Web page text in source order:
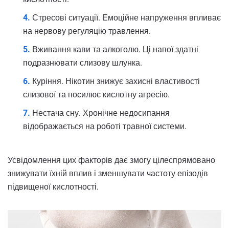
Стресові ситуації. Емоційне напруження впливає
на нервову регуляцію травлення.
Вживання кави та алкоголю. Ці напої здатні
подразнювати слизову шлунка.
Куріння. Нікотин знижує захисні властивості
слизової та посилює кислотну агресію.
Нестача сну. Хронічне недосипання
відображається на роботі травної системи.
Усвідомлення цих факторів дає змогу цілеспрямовано
знижувати їхній вплив і зменшувати частоту епізодів
підвищеної кислотності.